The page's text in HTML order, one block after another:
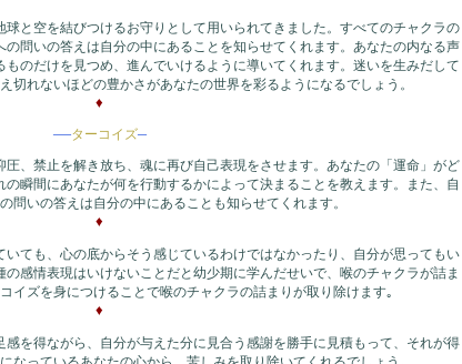
と空を結びつけるお守りとして用いられてきました。すべてのチャクラの
問いの答えは自分の中にあることを知らせてくれます。あなたの内なる声
のだけを見つめ、進んでいけるように導いてくれます。迷いを生みだして
切れないほどの豊かさがあなたの世界を彩るようになるでしょう。
♦
—ターコイズ–
、禁止を解き放ち、魂に再び自己表現をさせます。あなたの「運命」がど
瞬間にあなたが何を行動するかによって決まることを教えます。また、自
問いの答えは自分の中にあることも知らせてくれます。
♦
ても、心の底からそう感じているわけではなかったり、自分が思ってもい
感情表現はいけないことだと幼少期に学んだせいで、喉のチャクラが詰ま
イズを身につけることで喉のチャクラの詰まりが取り除けます｡
♦
を得ながら、自分が与えた分に見合う感謝を勝手に見積もって、それが得